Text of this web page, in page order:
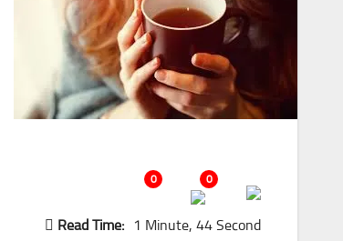
0
0
Read Time: 1 Minute, 44 Second